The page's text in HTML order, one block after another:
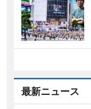
最新ニュース